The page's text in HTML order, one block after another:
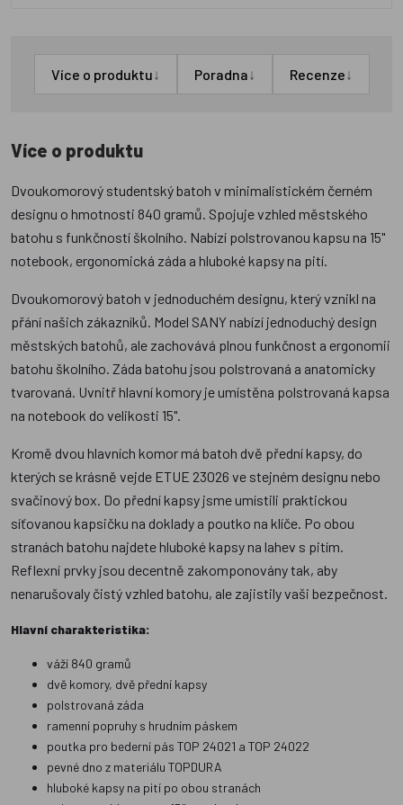
Více o produktu↓ Poradna↓ Recenze↓
Více o produktu
Dvoukomorový studentský batoh v minimalistickém černém
designu o hmotnosti 840 gramů. Spojuje vzhled městského
batohu s funkčností školního. Nabízí polstrovanou kapsu na 15"
notebook, ergonomická záda a hluboké kapsy na pití.
Dvoukomorový batoh v jednoduchém designu, který vznikl na
přání našich zákazníků. Model SANY nabízí jednoduchý design
městských batohů, ale zachovává plnou funkčnost a ergonomii
batohu školního. Záda batohu jsou polstrovaná a anatomicky
tvarovaná. Uvnitř hlavní komory je umístěna polstrovaná kapsa
na notebook do velikosti 15".
Kromě dvou hlavních komor má batoh dvě přední kapsy, do
kterých se krásně vejde ETUE 23026 ve stejném designu nebo
svačinový box. Do přední kapsy jsme umístili praktickou
síťovanou kapsičku na doklady a poutko na klíče. Po obou
stranách batohu najdete hluboké kapsy na lahev s pitím.
Reflexní prvky jsou decentně zakomponovány tak, aby
nenarušovaly čistý vzhled batohu, ale zajistily vaši bezpečnost.
Hlavní charakteristika:
váží 840 gramů
dvě komory, dvě přední kapsy
polstrovaná záda
ramenní popruhy s hrudním páskem
poutka pro bederní pás TOP 24021 a TOP 24022
pevné dno z materiálu TOPDURA
hluboké kapsy na pití po obou stranách